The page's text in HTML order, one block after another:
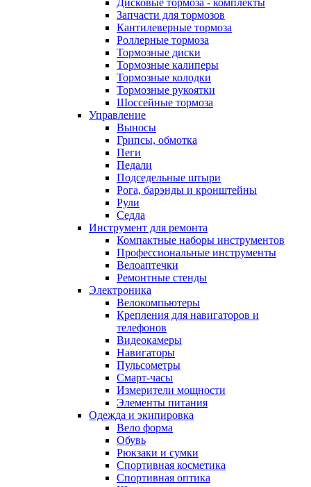
Запчасти для тормозов
Кантилеверные тормоза
Роллерные тормоза
Тормозные диски
Тормозные калиперы
Тормозные колодки
Тормозные рукоятки
Шоссейные тормоза
Управление
Выносы
Грипсы, обмотка
Пеги
Педали
Подседельные штыри
Рога, барэнды и кронштейны
Рули
Седла
Инструмент для ремонта
Компактные наборы инструментов
Профессиональные инструменты
Велоаптечки
Ремонтные стенды
Электроника
Велокомпьютеры
Крепления для навигаторов и
телефонов
Видеокамеры
Навигаторы
Пульсометры
Смарт-часы
Измерители мощности
Элементы питания
Одежда и экипировка
Вело форма
Обувь
Рюкзаки и сумки
Спортивная косметика
Спортивная оптика